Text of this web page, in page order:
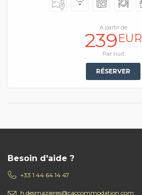
A partir de
239EUR
Par nuit
RÉSERVER
Besoin d'aide ?
+33 1 44 64 14 47
h.desmazieres@caccommodation.com